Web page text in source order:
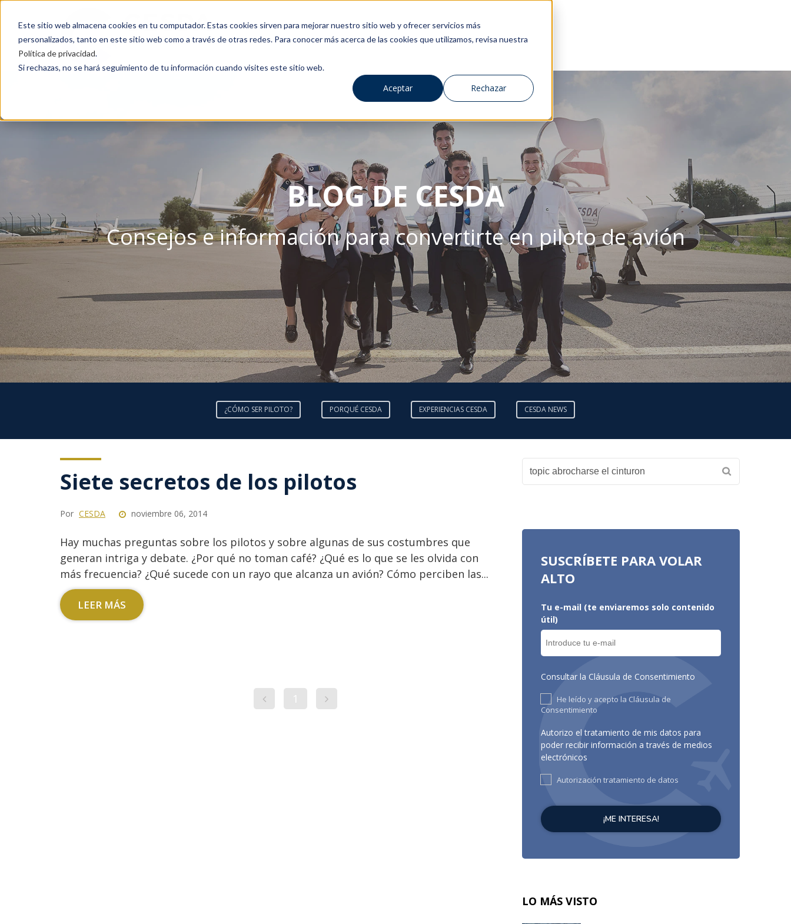
Este sitio web almacena cookies en tu computador. Estas cookies sirven para mejorar nuestro sitio web y ofrecer servicios más
personalizados, tanto en este sitio web como a través de otras redes. Para conocer más acerca de las cookies que utilizamos, revisa nuestra
Política de privacidad.
Si rechazas, no se hará seguimiento de tu información cuando visites este sitio web.
Aceptar Rechazar
BLOG DE CESDA
Consejos e información para convertirte en piloto de avión
¿CÓMO SER PILOTO? PORQUÉ CESDA EXPERIENCIAS CESDA CESDA NEWS
Siete secretos de los pilotos
Por CESDA noviembre 06, 2014
Hay muchas preguntas sobre los pilotos y sobre algunas de sus costumbres que
generan intriga y debate. ¿Por qué no toman café? ¿Qué es lo que se les olvida con
más frecuencia? ¿Qué sucede con un rayo que alcanza un avión? Cómo perciben las...
LEER MÁS
1
SUSCRÍBETE PARA VOLAR
ALTO
Tu e-mail (te enviaremos solo contenido
útil)
Consultar la Cláusula de Consentimiento
He leído y acepto la Cláusula de
Consentimiento
Autorizo el tratamiento de mis datos para
poder recibir información a través de medios
electrónicos
Autorización tratamiento de datos
LO MÁS VISTO